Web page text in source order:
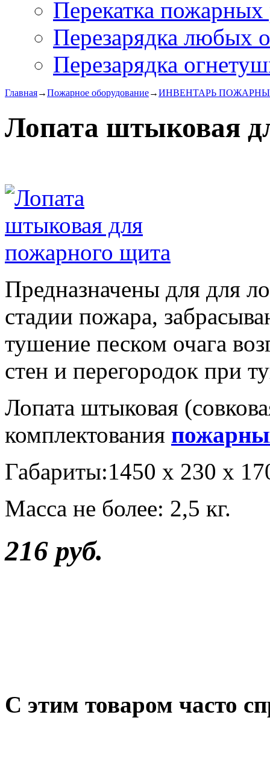
Перекатка пожарных
Перезарядка любых
Перезарядка
Главная→Пожарное оборудование→ИНВЕНТАРЬ
Лопата штыковая
Предназначены для для
стадии пожара,
тушение песком очага
стен и перегородок при
Лопата штыковая
комплектования
Габариты:1450 х 230 х
Масса не более: 2,5 кг.
216 руб.
С этим товаром часто